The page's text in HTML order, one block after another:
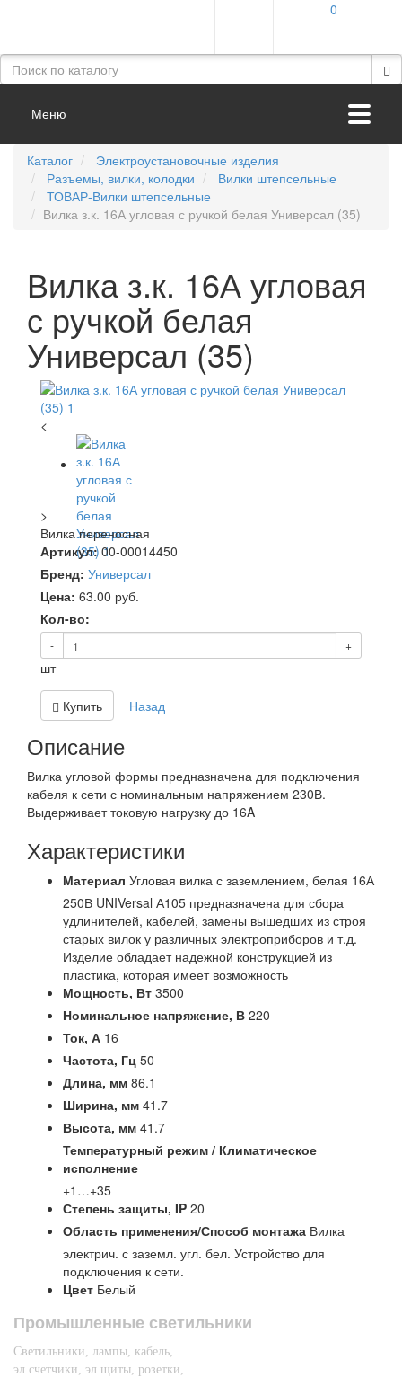
0
Меню
Каталог
Электроустановочные изделия
Разъемы, вилки, колодки
Вилки штепсельные
ТОВАР-Вилки штепсельные
Вилка з.к. 16А угловая с ручкой белая Универсал (35)
Вилка з.к. 16А угловая
с ручкой белая
Универсал (35)
<
>
Вилка переносная
Артикул: 00-00014450
Бренд: Универсал
Цена: 63.00 руб.
Кол-во:
- +
шт
Купить Назад
Описание
Вилка угловой формы предназначена для подключения
кабеля к сети с номинальным напряжением 230В.
Выдерживает токовую нагрузку до 16A
Характеристики
Материал Угловая вилка с заземлением, белая 16А
250В UNIVersal А105 предназначена для сбора
удлинителей, кабелей, замены вышедших из строя
старых вилок у различных электроприборов и т.д.
Изделие обладает надежной конструкцией из
пластика, которая имеет возможность
Мощность, Вт 3500
Номинальное напряжение, В 220
Ток, А 16
Частота, Гц 50
Длина, мм 86.1
Ширина, мм 41.7
Высота, мм 41.7
Температурный режим / Климатическое
исполнение
+1…+35
Степень защиты, IP 20
Область применения/Способ монтажа Вилка
электрич. с заземл. угл. бел. Устройство для
подключения к сети.
Цвет Белый
Промышленные светильники
Светильники, лампы, кабель,
эл.счетчики, эл.щиты, розетки,